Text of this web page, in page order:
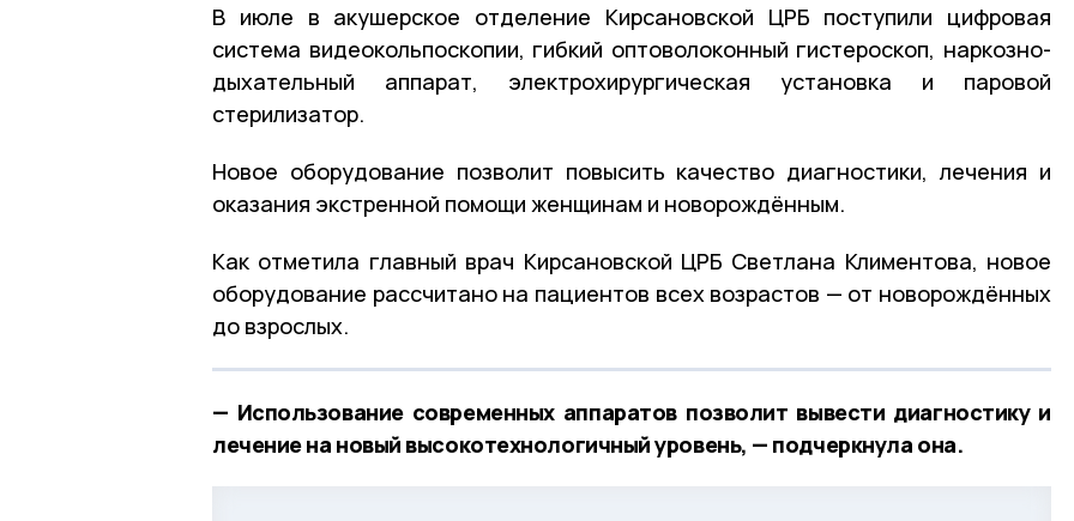
В июле в акушерское отделение Кирсановской ЦРБ поступили цифровая
система видеокольпоскопии, гибкий оптоволоконный гистероскоп, наркозно-
дыхательный аппарат, электрохирургическая установка и паровой
стерилизатор.
Новое оборудование позволит повысить качество диагностики, лечения и
оказания экстренной помощи женщинам и новорождённым.
Как отметила главный врач Кирсановской ЦРБ Светлана Климентова, новое
оборудование рассчитано на пациентов всех возрастов — от новорождённых
до взрослых.
— Использование современных аппаратов позволит вывести диагностику и
лечение на новый высокотехнологичный уровень, — подчеркнула она.